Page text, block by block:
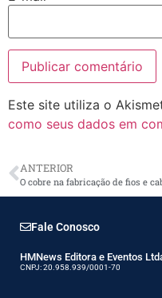
Este site utiliza o
como seus dados em
ANTERIOR
Fale Conosco
HMNews Editora e Eventos
CNPJ: 20.958.939/0001-70